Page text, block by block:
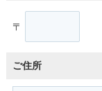
〒
ご住所